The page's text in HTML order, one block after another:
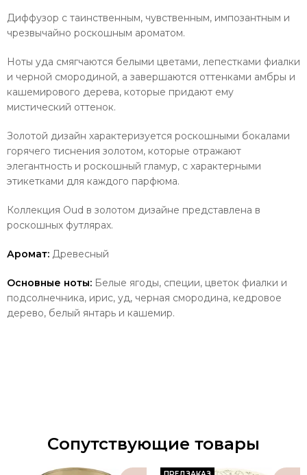
Диффузор с таинственным, чувственным, импозантным и
чрезвычайно роскошным ароматом.
Ноты уда смягчаются белыми цветами, лепестками фиалки
и черной смородиной, а завершаются оттенками амбры и
кашемирового дерева, которые придают ему
мистический оттенок.
Золотой дизайн характеризуется роскошными бокалами
горячего тиснения золотом, которые отражают
элегантность и роскошный гламур, с характерными
этикетками для каждого парфюма.
Коллекция Oud в золотом дизайне представлена в
роскошных футлярах.
Аромат: Древесный
Основные ноты: Белые ягоды, специи, цветок фиалки и
подсолнечника, ирис, уд, черная смородина, кедровое
дерево, белый янтарь и кашемир.
Сопутствующие товары